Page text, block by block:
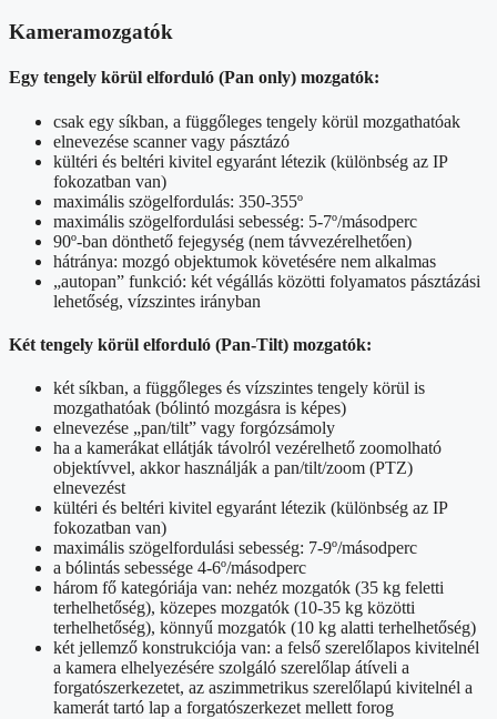
Kameramozgatók
Egy tengely körül elforduló (Pan only) mozgatók:
csak egy síkban, a függőleges tengely körül mozgathatóak
elnevezése scanner vagy pásztázó
kültéri és beltéri kivitel egyaránt létezik (különbség az IP
fokozatban van)
maximális szögelfordulás: 350-355º
maximális szögelfordulási sebesség: 5-7º/másodperc
90º-ban dönthető fejegység (nem távvezérelhetően)
hátránya: mozgó objektumok követésére nem alkalmas
„autopan” funkció: két végállás közötti folyamatos pásztázási
lehetőség, vízszintes irányban
Két tengely körül elforduló (Pan-Tilt) mozgatók:
két síkban, a függőleges és vízszintes tengely körül is
mozgathatóak (bólintó mozgásra is képes)
elnevezése „pan/tilt” vagy forgózsámoly
ha a kamerákat ellátják távolról vezérelhető zoomolható
objektívvel, akkor használják a pan/tilt/zoom (PTZ)
elnevezést
kültéri és beltéri kivitel egyaránt létezik (különbség az IP
fokozatban van)
maximális szögelfordulási sebesség: 7-9º/másodperc
a bólintás sebessége 4-6º/másodperc
három fő kategóriája van: nehéz mozgatók (35 kg feletti
terhelhetőség), közepes mozgatók (10-35 kg közötti
terhelhetőség), könnyű mozgatók (10 kg alatti terhelhetőség)
két jellemző konstrukciója van: a felső szerelőlapos kivitelnél
a kamera elhelyezésére szolgáló szerelőlap átíveli a
forgatószerkezetet, az aszimmetrikus szerelőlapú kivitelnél a
kamerát tartó lap a forgatószerkezet mellett forog